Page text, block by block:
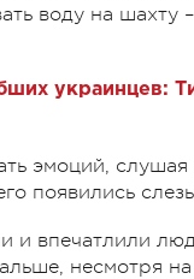
воду на шахту
украинцев:
эмоций,
появились
и впечатлили
несмотря